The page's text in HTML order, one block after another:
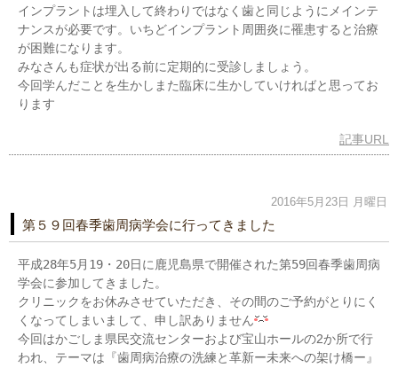
インプラントは埋入して終わりではなく歯と同じようにメインテ
ナンスが必要です。いちどインプラント周囲炎に罹患すると治療
が困難になります。
みなさんも症状が出る前に定期的に受診しましょう。
今回学んだことを生かしまた臨床に生かしていければと思ってお
ります
記事URL
2016年5月23日 月曜日
第５９回春季歯周病学会に行ってきました
平成28年5月19・20日に鹿児島県で開催された第59回春季歯周病
学会に参加してきました。
クリニックをお休みさせていただき、その間のご予約がとりにく
くなってしまいまして、申し訳ありません
今回はかごしま県民交流センターおよび宝山ホールの2か所で行
われ、テーマは『歯周病治療の洗練と革新ー未来への架け橋ー』